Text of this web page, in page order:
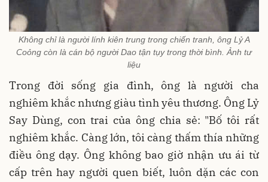
Không chỉ là người lính kiên trung trong chiến tranh, ông Lỷ A
Coỏng còn là cán bộ người Dao tận tụy trong thời bình. Ảnh tư
liệu
Trong đời sống gia đình, ông là người cha
nghiêm khắc nhưng giàu tình yêu thương. Ông Lỷ
Say Dùng, con trai của ông chia sẻ: "Bố tôi rất
nghiêm khắc. Càng lớn, tôi càng thấm thía những
điều ông dạy. Ông không bao giờ nhận ưu ái từ
cấp trên hay người quen biết, luôn dặn các con